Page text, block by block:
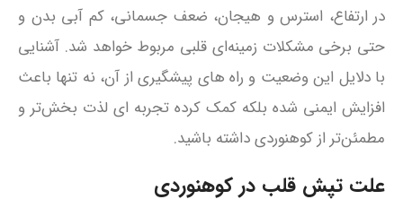
در ارتفاع، استرس و هیجان، ضعف جسمانی، کم‌ آبی بدن و
حتی برخی مشکلات زمینه‌ای قلبی مربوط خواهد شد. آشنایی
با دلایل این وضعیت و راه‌ های پیشگیری از آن، نه‌ تنها باعث
افزایش ایمنی شده بلکه کمک کرده تجربه‌ ای لذت‌ بخش‌تر و
مطمئن‌تر از کوهنوردی داشته باشید.
علت تپش قلب در کوهنوردی